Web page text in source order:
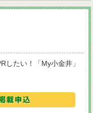
したい！「My小金井」